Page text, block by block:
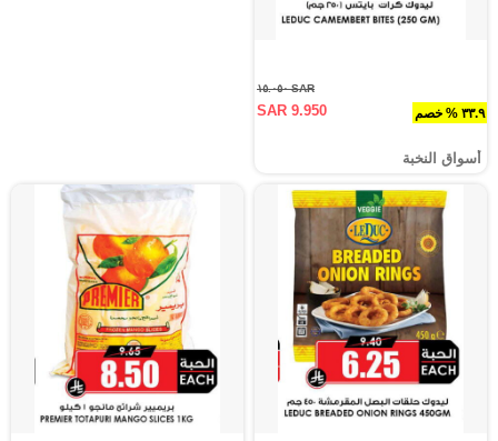
٣٣.٩ % خصم
SAR ١٥.٠٥٠
SAR 9.950
أسواق النخبة